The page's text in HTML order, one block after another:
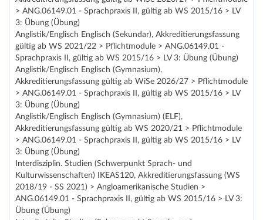
> ANG.06149.01 - Sprachpraxis II, gültig ab WS 2015/16 > LV
3: Übung (Übung)
Anglistik/Englisch Englisch (Sekundar), Akkreditierungsfassung
gültig ab WS 2021/22 > Pflichtmodule > ANG.06149.01 -
Sprachpraxis II, gültig ab WS 2015/16 > LV 3: Übung (Übung)
Anglistik/Englisch Englisch (Gymnasium),
Akkreditierungsfassung gültig ab WiSe 2026/27 > Pflichtmodule
> ANG.06149.01 - Sprachpraxis II, gültig ab WS 2015/16 > LV
3: Übung (Übung)
Anglistik/Englisch Englisch (Gymnasium) (ELF),
Akkreditierungsfassung gültig ab WS 2020/21 > Pflichtmodule
> ANG.06149.01 - Sprachpraxis II, gültig ab WS 2015/16 > LV
3: Übung (Übung)
Interdisziplin. Studien (Schwerpunkt Sprach- und
Kulturwissenschaften) IKEAS120, Akkreditierungsfassung (WS
2018/19 - SS 2021) > Angloamerikanische Studien >
ANG.06149.01 - Sprachpraxis II, gültig ab WS 2015/16 > LV 3:
Übung (Übung)